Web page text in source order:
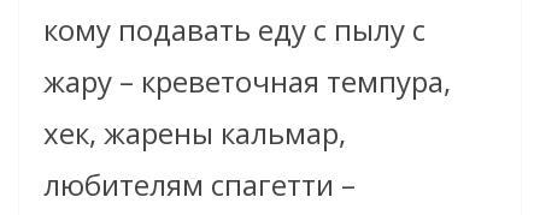
кому подавать еду с пылу с
жару – креветочная темпура,
хек, жарены кальмар,
любителям спагетти –